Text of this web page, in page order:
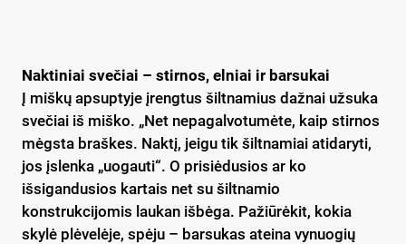
Naktiniai svečiai – stirnos, elniai ir barsukai
Į miškų apsuptyje įrengtus šiltnamius dažnai užsuka
svečiai iš miško. „Net nepagalvotumėte, kaip stirnos
mėgsta braškes. Naktį, jeigu tik šiltnamiai atidaryti,
jos įslenka „uogauti“. O prisiėdusios ar ko
išsigandusios kartais net su šiltnamio
konstrukcijomis laukan išbėga. Pažiūrėkit, kokia
skylė plėvelėje, spėju – barsukas ateina vynuogių